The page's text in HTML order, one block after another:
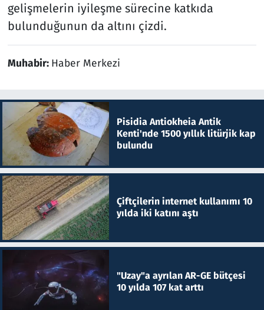
gelişmelerin iyileşme sürecine katkıda
bulunduğunun da altını çizdi.
Muhabir: Haber Merkezi
Pisidia Antiokheia Antik
Kenti'nde 1500 yıllık litürjik kap
bulundu
Çiftçilerin internet kullanımı 10
yılda iki katını aştı
"Uzay"a ayrılan AR-GE bütçesi
10 yılda 107 kat arttı